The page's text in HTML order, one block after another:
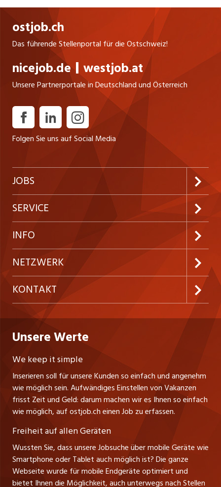
ostjob.ch
Das führende Stellenportal für die Ostschweiz!
nicejob.de westjob.at
Unsere Partnerportale in Deutschland und Österreich
Folgen Sie uns auf Social Media
JOBS
Jobabo abonnieren
Neue Stellen
Festanstellungen
Temporäre Jobs
Freelance Jobs
Praktika
Führungspositionen
Management / Kader-Jobs
Top-Regionen
SERVICE
Kundenlogin
Inserieren
Firmen
Personalvermittler
INFO
Preise & Leistungen
AGB
Datenschutzerklärung
Nutzungsbedingungen
Stellenmeldepflicht
Schnittstelle
Impressum
NETZWERK
westjob.at
nicejob.de
myjob.ch
zentraljob.ch
jobbasel.ch
jobbern.ch
jobmittelland.ch
jobzüri.ch
schaffu.ch (VS)
KONTAKT
CH Media Classifieds AG
Fürstenlandstrasse 122
CH-9001 St. Gallen
Tel. +41 71 272 73 80
info@ostjob.ch/inserate@ostjob.ch
Henrik Jasek
Leiter ostjob.ch
Fredy Pillinger
Christoph Walzl
Verkauf und Beratung
Unsere Werte
We keep it simple
Inserieren soll für unsere Kunden so einfach und angenehm
wie möglich sein. Aufwändiges Einstellen von Vakanzen
frisst Zeit und Geld: darum machen wir es Ihnen so einfach
wie möglich, auf ostjob.ch einen Job zu erfassen.
Freiheit auf allen Geräten
Wussten Sie, dass unsere Jobsuche über mobile Geräte wie
Smartphone oder Tablet auch möglich ist? Die ganze
Webseite wurde für mobile Endgeräte optimiert und
bietet Ihnen die Möglichkeit, auch unterwegs nach Stellen